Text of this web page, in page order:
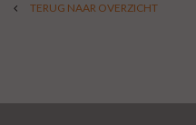
TERUG NAAR OVERZICHT